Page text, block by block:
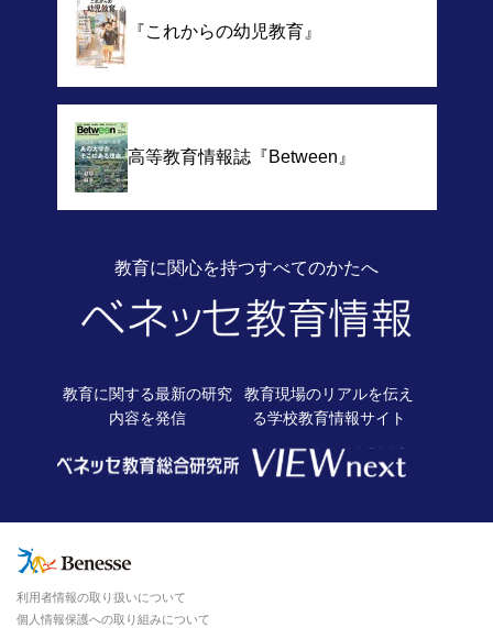
『これからの幼児教育』
高等教育情報誌『Between』
教育に関心を持つすべてのかたへ
教育に関する最新の研究
内容を発信
教育現場のリアルを伝え
る学校教育情報サイト
利用者情報の取り扱いについて
個人情報保護への取り組みについて